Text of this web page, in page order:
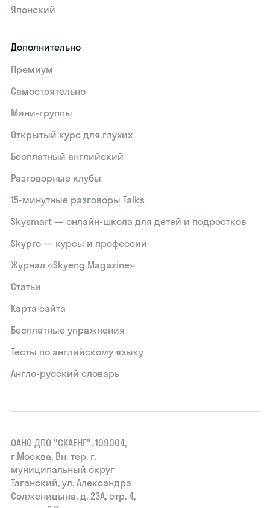
Японский
Дополнительно
Премиум
Самостоятельно
Мини-группы
Открытый курс для глухих
Бесплатный английский
Разговорные клубы
15‑минутные разговоры Talks
Skysmart — онлайн-школа для детей и подростков
Skypro — курсы и профессии
Журнал «Skyeng Magazine»
Статьи
Карта сайта
Бесплатные упражнения
Тесты по английскому языку
Англо-русский словарь
ОАНО ДПО "СКАЕНГ", 109004,
г.Москва, Вн. тер. г.
муниципальный округ
Таганский, ул. Александра
Солженицына, д. 23А, стр. 4,